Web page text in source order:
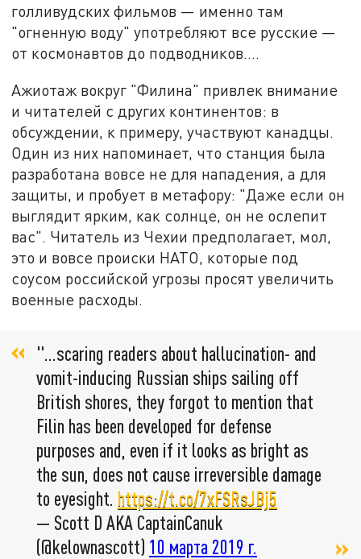
голливудских фильмов — именно там
"огненную воду" употребляют все русские —
от космонавтов до подводников....
Ажиотаж вокруг "Филина" привлек внимание
и читателей с других континентов: в
обсуждении, к примеру, участвуют канадцы.
Один из них напоминает, что станция была
разработана вовсе не для нападения, а для
защиты, и пробует в метафору: "Даже если он
выглядит ярким, как солнце, он не ослепит
вас". Читатель из Чехии предполагает, мол,
это и вовсе происки НАТО, которые под
соусом российской угрозы просят увеличить
военные расходы.
"...scaring readers about hallucination- and
vomit-inducing Russian ships sailing off
British shores, they forgot to mention that
Filin has been developed for defense
purposes and, even if it looks as bright as
the sun, does not cause irreversible damage
to eyesight. https://t.co/7xFSRsJBj5
— Scott D AKA CaptainCanuk
(@kelownascott) 10 марта 2019 г.